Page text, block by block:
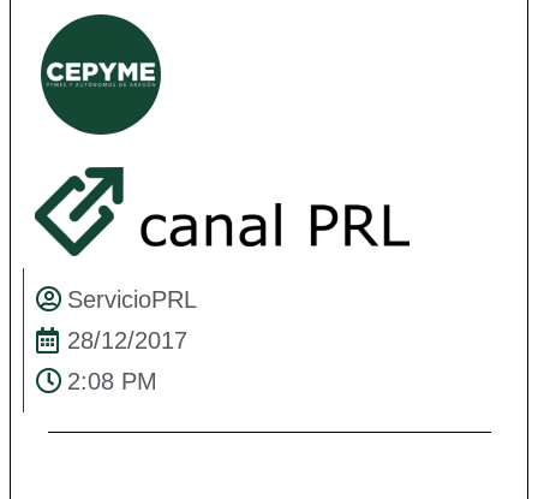
ServicioPRL
28/12/2017
2:08 PM